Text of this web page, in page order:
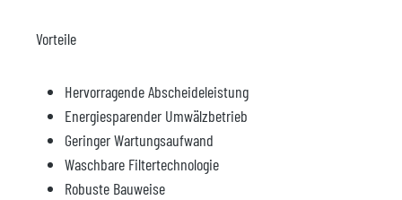
Vorteile
Hervorragende Abscheideleistung
Energiesparender Umwälzbetrieb
Geringer Wartungsaufwand
Waschbare Filtertechnologie
Robuste Bauweise